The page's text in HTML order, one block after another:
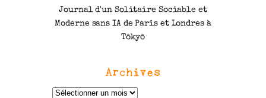
Journal d'un Solitaire Sociable et
Moderne sans IA de Paris et Londres à
Tôkyô
Archives
A